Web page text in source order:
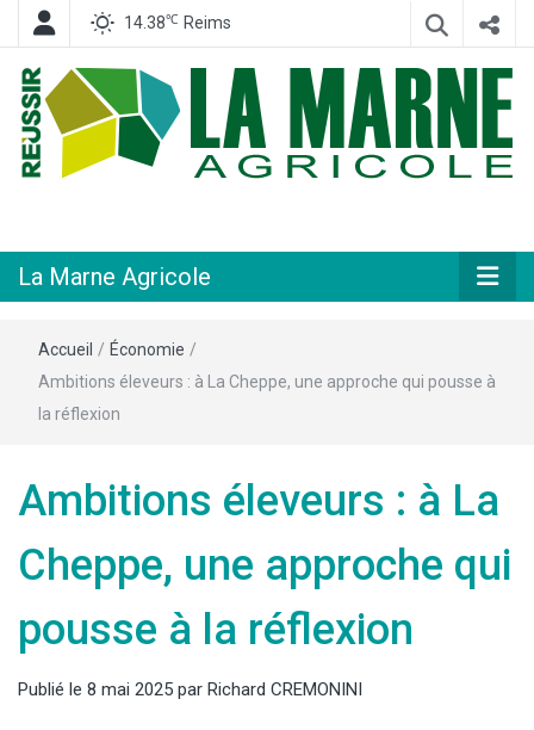
14.38℃ Reims
Agricole
La Marne Agricole
Accueil / Économie /
Ambitions éleveurs : à La Cheppe, une approche qui pousse à
la réflexion
Ambitions éleveurs : à La
Cheppe, une approche qui
pousse à la réflexion
Publié le 8 mai 2025 par Richard CREMONINI